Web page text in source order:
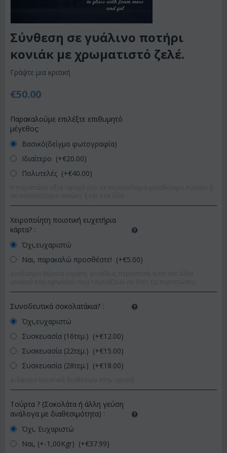
Σύνθεση σε γυάλινο ποτήρι
κονιάκ με χρωματιστό ζελέ.
Γράψτε μια κριτική
€50.00
Παρακαλούμε επιλέξτε επιθυμητό
μέγεθος:
Βασικό(δείγμα φωτογραφία)
Ιδιαίτερο (+€20.00)
Πολυτελές (+€40.00)
Χειροποίητη ποιοτική ευχετήρια
κάρτα? :
Όχι,ευχαριστώ
Ναι, παρακαλώ προσθέστε! (+€5.00)
Συνοδευτικά σοκολατάκια? :
Όχι,ευχαριστώ
Συσκευασία (16τεμ.) (+€12.00)
Συσκευασία (22τεμ.) (+€15.00)
Συσκευασία (28τεμ.) (+€18.00)
Τούρτα ? (Σοκολάτα ή άλλη γεύση
ανάλογα με διαθεσιμότητα) :
Όχι, Ευχαριστώ
Ναι, (+-1,00Kgr) (+€37.99)